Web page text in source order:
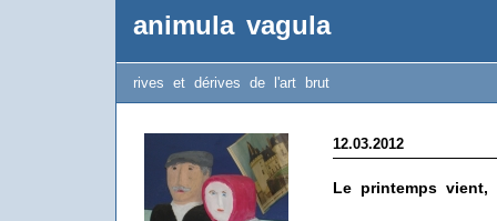
animula vagula
rives et dérives de l'art brut
12.03.2012
Le printemps vient,